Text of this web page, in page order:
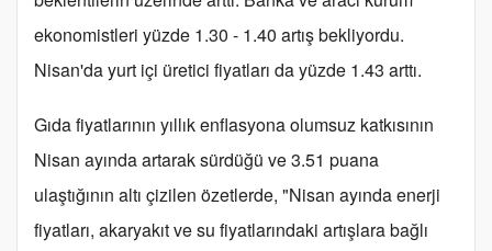
ekonomistleri yüzde 1.30 - 1.40 artış bekliyordu.
Nisan'da yurt içi üretici fiyatları da yüzde 1.43 arttı.
Gıda fiyatlarının yıllık enflasyona olumsuz katkısının
Nisan ayında artarak sürdüğü ve 3.51 puana
ulaştığının altı çizilen özetlerde, "Nisan ayında enerji
fiyatları, akaryakıt ve su fiyatlarındaki artışlara bağlı